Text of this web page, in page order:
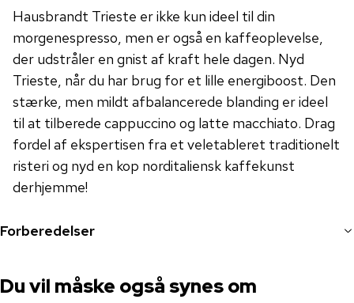
Hausbrandt Trieste er ikke kun ideel til din
morgenespresso, men er også en kaffeoplevelse,
der udstråler en gnist af kraft hele dagen. Nyd
Trieste, når du har brug for et lille energiboost. Den
stærke, men mildt afbalancerede blanding er ideel
til at tilberede cappuccino og latte macchiato. Drag
fordel af ekspertisen fra et veletableret traditionelt
risteri og nyd en kop norditaliensk kaffekunst
derhjemme!
Forberedelser
Du vil måske også synes om